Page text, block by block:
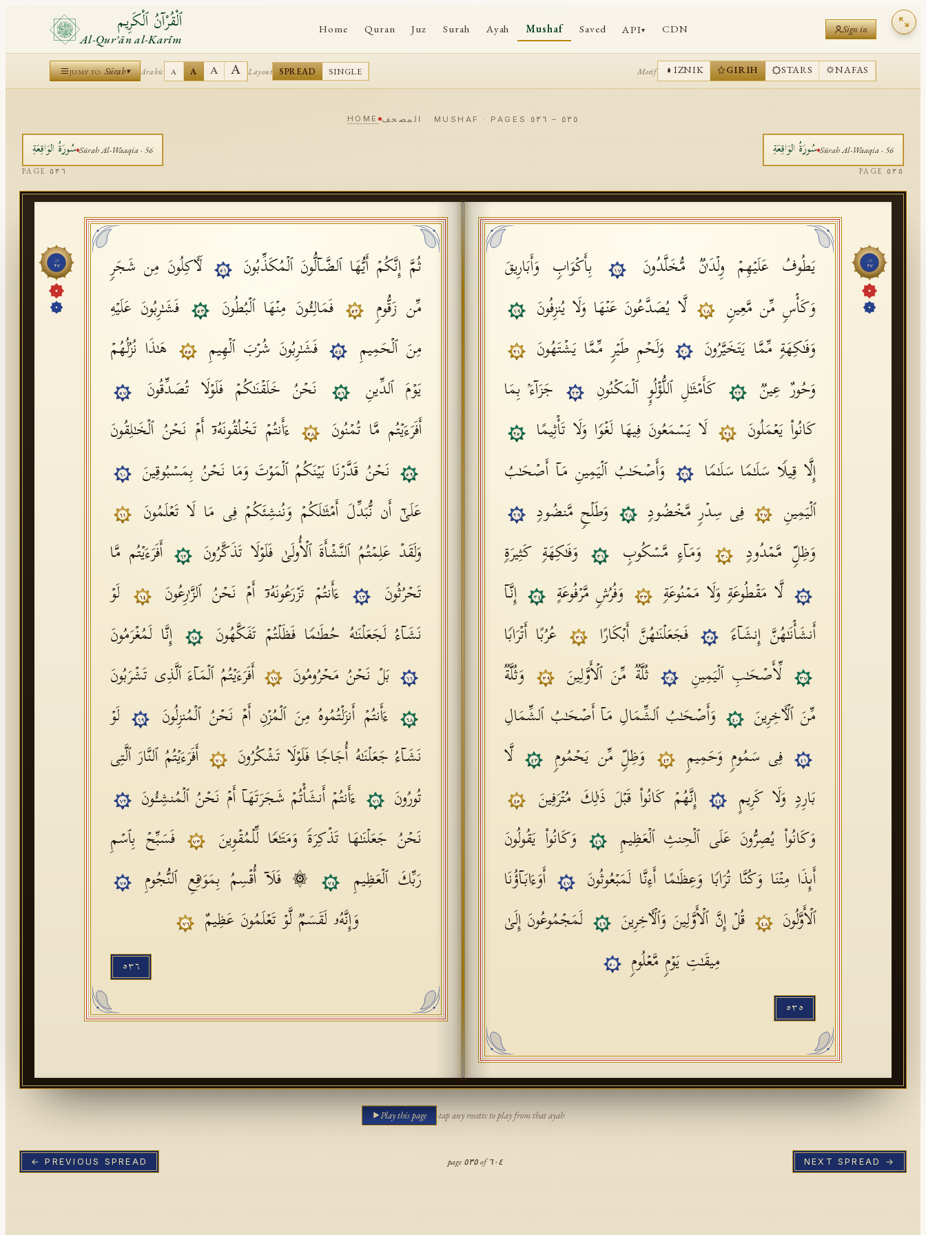
ٱلْقُرْآنُ ٱلْكَرِيم
Al-Qurʾān al-Karīm
Home Quran Juz Surah Ayah Mushaf Saved API▾ CDN Sign in
JUMP TO Sūrah▾ Arabic A A A A Layout SPREAD SINGLE Motif IZNIK GIRIH STARS NAFAS
HOME المصحف · MUSHAF · PAGES ٥٣٥ – ٥٣٦
سُورَةُالوَاقِعَةِ SūrahAl-Waaqia· 56
PAGE ٥٣٦
سُورَةُالوَاقِعَةِ SūrahAl-Waaqia· 56
PAGE ٥٣٥
جُزْء
٢٧ ثُمَّ إِنَّكُمۡ أَیُّهَا ٱلضَّاۤلُّونَ ٱلۡمُكَذِّبُونَ ٥١
لَـَٔاكِلُونَ مِن شَجَرࣲ
مِّن زَقُّومࣲ
٥٢ فَمَالِـُٔونَ مِنۡهَا ٱلۡبُطُونَ ٥٣
فَشَـٰرِبُونَ عَلَیۡهِ
مِنَ ٱلۡحَمِیمِ
٥٤ فَشَـٰرِبُونَ شُرۡبَ ٱلۡهِیمِ ٥٥
هَـٰذَا نُزُلُهُمۡ
یَوۡمَ ٱلدِّینِ
٥٦ نَحۡنُ خَلَقۡنَـٰكُمۡ فَلَوۡلَا تُصَدِّقُونَ ٥٧
أَفَرَءَیۡتُم مَّا تُمۡنُونَ ٥٨ ءَأَنتُمۡ تَخۡلُقُونَهُۥۤ أَمۡ نَحۡنُ ٱلۡخَـٰلِقُونَ
٥٩ نَحۡنُ قَدَّرۡنَا بَیۡنَكُمُ ٱلۡمَوۡتَ وَمَا نَحۡنُ بِمَسۡبُوقِینَ ٦٠
عَلَىٰۤ أَن نُّبَدِّلَ أَمۡثَـٰلَكُمۡ وَنُنشِئَكُمۡ فِی مَا لَا تَعۡلَمُونَ ٦١
وَلَقَدۡ عَلِمۡتُمُ ٱلنَّشۡأَةَ ٱلۡأُولَىٰ فَلَوۡلَا تَذَكَّرُونَ ٦٢
أَفَرَءَیۡتُم مَّا
تَحۡرُثُونَ
٦٣ ءَأَنتُمۡ تَزۡرَعُونَهُۥۤ أَمۡ نَحۡنُ ٱلزَّ ٰ⁠رِعُونَ ٦٤
لَوۡ
نَشَاۤءُ لَجَعَلۡنَـٰهُ حُطَـٰمࣰا فَظَلۡتُمۡ تَفَكَّهُونَ
٦٥ إِنَّا لَمُغۡرَمُونَ
٦٦ بَلۡ نَحۡنُ مَحۡرُومُونَ ٦٧ أَفَرَءَیۡتُمُ ٱلۡمَاۤءَ ٱلَّذِی تَشۡرَبُونَ
٦٨ ءَأَنتُمۡ أَنزَلۡتُمُوهُ مِنَ ٱلۡمُزۡنِ أَمۡ نَحۡنُ ٱلۡمُنزِلُونَ ٦٩
لَوۡ
نَشَاۤءُ جَعَلۡنَـٰهُ أُجَاجࣰا فَلَوۡلَا تَشۡكُرُونَ
٧٠
أَفَرَءَیۡتُمُ ٱلنَّارَ ٱلَّتِی
تُورُونَ
٧١ ءَأَنتُمۡ أَنشَأۡتُمۡ شَجَرَتَهَاۤ أَمۡ نَحۡنُ ٱلۡمُنشِـُٔونَ ٧٢
نَحۡنُ جَعَلۡنَـٰهَا تَذۡكِرَةࣰ وَمَتَـٰعࣰا لِّلۡمُقۡوِینَ ٧٣
فَسَبِّحۡ بِٱسۡمِ
رَبِّكَ ٱلۡعَظِیمِ
٧٤ ۞ فَلَاۤ أُقۡسِمُ بِمَوَ ٰ⁠قِعِ ٱلنُّجُومِ ٧٥
وَإِنَّهُۥ لَقَسَمࣱ لَّوۡ تَعۡلَمُونَ عَظِیمٌ ٧٦
٥٣٦
جُزْء
٢٧ یَطُوفُ عَلَیۡهِمۡ وِلۡدَ ٰ⁠نࣱ مُّخَلَّدُونَ ١٧
بِأَكۡوَابࣲ وَأَبَارِیقَ
وَكَأۡسࣲ مِّن مَّعِینࣲ
١٨ لَّا یُصَدَّعُونَ عَنۡهَا وَلَا یُنزِفُونَ ١٩
وَفَـٰكِهَةࣲ مِّمَّا یَتَخَیَّرُونَ ٢٠ وَلَحۡمِ طَیۡرࣲ مِّمَّا یَشۡتَهُونَ ٢١
وَحُورٌ عِینࣱ ٢٢ كَأَمۡثَـٰلِ ٱللُّؤۡلُوِٕ ٱلۡمَكۡنُونِ ٢٣
جَزَاۤءَۢ بِمَا
كَانُوا۟ یَعۡمَلُونَ
٢٤ لَا یَسۡمَعُونَ فِیهَا لَغۡوࣰا وَلَا تَأۡثِیمًا ٢٥
إِلَّا قِیلࣰا سَلَـٰمࣰا سَلَـٰمࣰا ٢٦
وَأَصۡحَـٰبُ ٱلۡیَمِینِ مَاۤ أَصۡحَـٰبُ
ٱلۡیَمِینِ
٢٧ فِی سِدۡرࣲ مَّخۡضُودࣲ ٢٨ وَطَلۡحࣲ مَّنضُودࣲ ٢٩
وَظِلࣲّ مَّمۡدُودࣲ ٣٠ وَمَاۤءࣲ مَّسۡكُوبࣲ ٣١ وَفَـٰكِهَةࣲ كَثِیرَةࣲ
٣٢ لَّا مَقۡطُوعَةࣲ وَلَا مَمۡنُوعَةࣲ ٣٣ وَفُرُشࣲ مَّرۡفُوعَةٍ ٣٤
إِنَّاۤ
أَنشَأۡنَـٰهُنَّ إِنشَاۤءࣰ
٣٥ فَجَعَلۡنَـٰهُنَّ أَبۡكَارًا ٣٦ عُرُبًا أَتۡرَابࣰا
٣٧ لِّأَصۡحَـٰبِ ٱلۡیَمِینِ ٣٨ ثُلَّةࣱ مِّنَ ٱلۡأَوَّلِینَ ٣٩
وَثُلَّةࣱ
مِّنَ ٱلۡـَٔاخِرِینَ
٤٠ وَأَصۡحَـٰبُ ٱلشِّمَالِ مَاۤ أَصۡحَـٰبُ ٱلشِّمَالِ
٤١ فِی سَمُومࣲ وَحَمِیمࣲ ٤٢ وَظِلࣲّ مِّن یَحۡمُومࣲ ٤٣
لَّا
بَارِدࣲ وَلَا كَرِیمٍ
٤٤ إِنَّهُمۡ كَانُوا۟ قَبۡلَ ذَ ٰ⁠لِكَ مُتۡرَفِینَ ٤٥
وَكَانُوا۟ یُصِرُّونَ عَلَى ٱلۡحِنثِ ٱلۡعَظِیمِ ٤٦
وَكَانُوا۟ یَقُولُونَ
أَىِٕذَا مِتۡنَا وَكُنَّا تُرَابࣰا وَعِظَـٰمًا أَءِنَّا لَمَبۡعُوثُونَ
٤٧
أَوَءَابَاۤؤُنَا
ٱلۡأَوَّلُونَ
٤٨ قُلۡ إِنَّ ٱلۡأَوَّلِینَ وَٱلۡـَٔاخِرِینَ ٤٩
لَمَجۡمُوعُونَ إِلَىٰ
مِیقَـٰتِ یَوۡمࣲ مَّعۡلُومࣲ
٥٠
٥٣٥
Play this page ·tap any rosette to play from that ayah
← PREVIOUS SPREAD page٥٣٥of٦٠٤ NEXT SPREAD →